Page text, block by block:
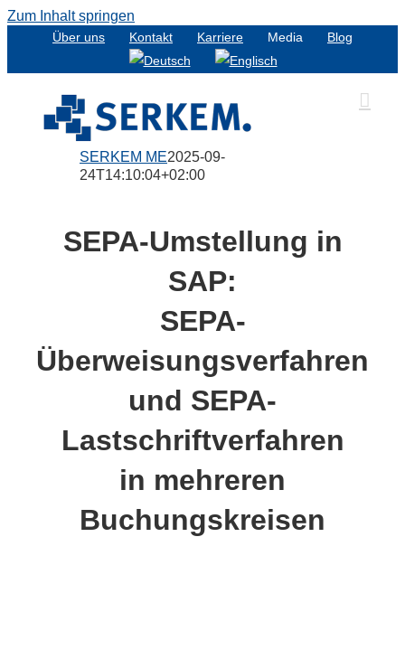
Zum Inhalt springen
Über uns Kontakt Karriere Media Blog
SERKEM ME2025-09-
24T14:10:04+02:00
SEPA-Umstellung in
SAP:
SEPA-
Überweisungsverfahren
und SEPA-
Lastschriftverfahren
in mehreren
Buchungskreisen